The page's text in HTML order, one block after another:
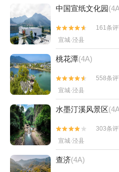
中国宣纸文化园


161条
宣城·泾县
桃花潭(4A)


558条
宣城·泾县
水墨汀溪风景区


303条
宣城·泾县
查济(4A)